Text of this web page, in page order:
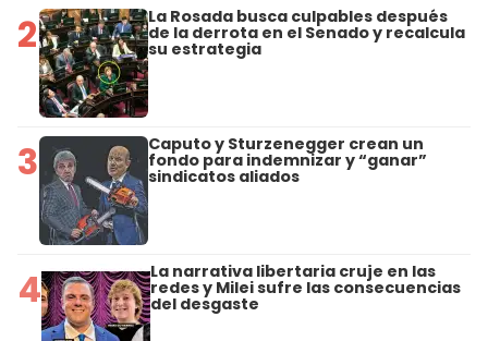
2 La Rosada busca culpables después
de la derrota en el Senado y recalcula
su estrategia
3 Caputo y Sturzenegger crean un
fondo para indemnizar y “ganar”
sindicatos aliados
4 La narrativa libertaria cruje en las
redes y Milei sufre las consecuencias
del desgaste